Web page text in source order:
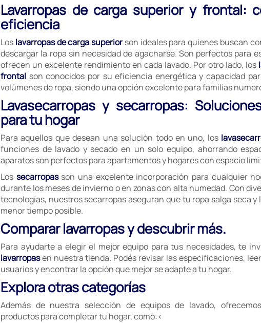
Lavarropas de carga superior y frontal:
eficiencia
Los lavarropas de carga superior son ideales para quienes buscan
descargar la ropa sin necesidad de agacharse. Son perfectos para
ofrecen un excelente rendimiento en cada lavado. Por otro lado, los
frontal son conocidos por su eficiencia energética y capacidad
volúmenes de ropa, siendo una opción excelente para familias
Lavasecarropas y secarropas:
para tu hogar
Para aquellos que desean una solución todo en uno, los
funciones de lavado y secado en un solo equipo, ahorrando
aparatos son perfectos para apartamentos y hogares con espacio
Los secarropasson una excelente incorporación para cualquier
durante los meses de invierno o en zonas con alta humedad. Con
tecnologías, nuestros secarropas aseguran que tu ropa salga seca y
menor tiempo posible.
Comparar lavarropas y descubrir más.
Para ayudarte a elegir el mejor equipo para tus necesidades, te
lavarropasen nuestra tienda. Podés revisar las especificaciones,
usuarios y encontrar la opción que mejor se adapte a tu hogar.
Explora otras categorías
Además de nuestra selección de equipos de lavado,
productos para completar tu hogar, como:<